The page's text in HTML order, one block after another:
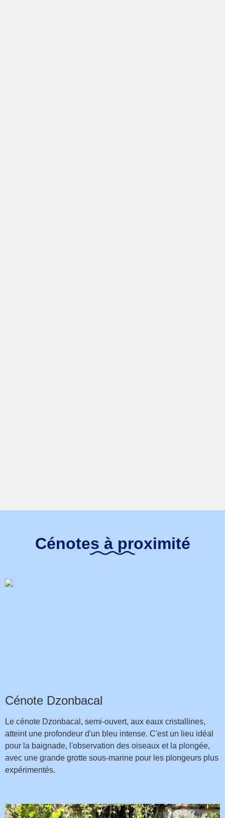
Cénotes à proximité
Cénote Dzonbacal
Le cénote Dzonbacal, semi-ouvert, aux eaux cristallines,
atteint une profondeur d'un bleu intense. C'est un lieu idéal
pour la baignade, l'observation des oiseaux et la plongée,
avec une grande grotte sous-marine pour les plongeurs plus
expérimentés.